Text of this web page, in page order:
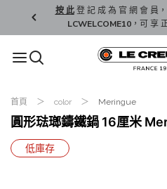
按 此登 記 成 為 官 網 會 員
LCWELCOME10，可 享
首頁 color Meringue
圓形琺瑯鑄鐵鍋 16厘米
低庫存